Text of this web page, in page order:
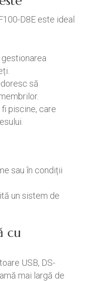
D8E este ideal
să
piscine, care
sau în condiții
un sistem de
cu
USB, DS-
mai largă de